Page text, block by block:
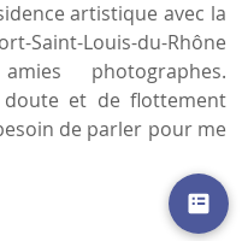
artistique avec la
Saint-Louis-du-Rhône
photographes.
et de flottement
de parler pour me